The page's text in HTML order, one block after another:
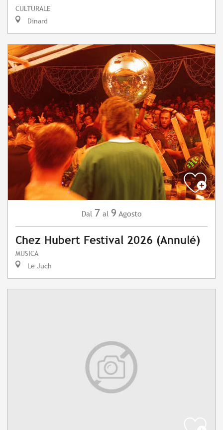
CULTURALE
Dinard
Dal 7 al 9 Agosto
Chez Hubert Festival 2026 (Annulé)
MUSICA
Le Juch